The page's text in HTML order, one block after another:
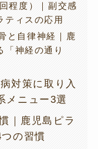
程度）｜副交感
ティスの応用
と自律神経｜鹿
「神経の通り
対策に取り入
メニュー3選
｜鹿児島ピラ
の習慣